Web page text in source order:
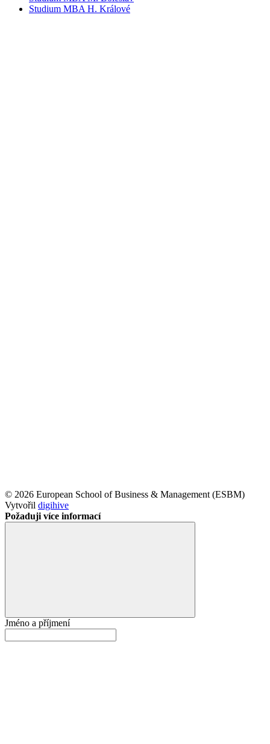
Studium MBA H. Králové
© 2026 European School of Business & Management (ESBM)
Vytvořil digihive
Požaduji více informací
Jméno a příjmení